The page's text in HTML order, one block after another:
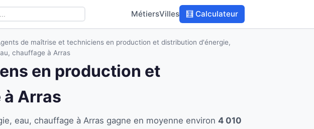
MétiersVilles 🧮 Calculateur
de maîtrise et techniciens en production et distribution d'énergie,
chauffage à Arras
en production et
Arras
eau, chauffage à Arras gagne en moyenne environ 4 010